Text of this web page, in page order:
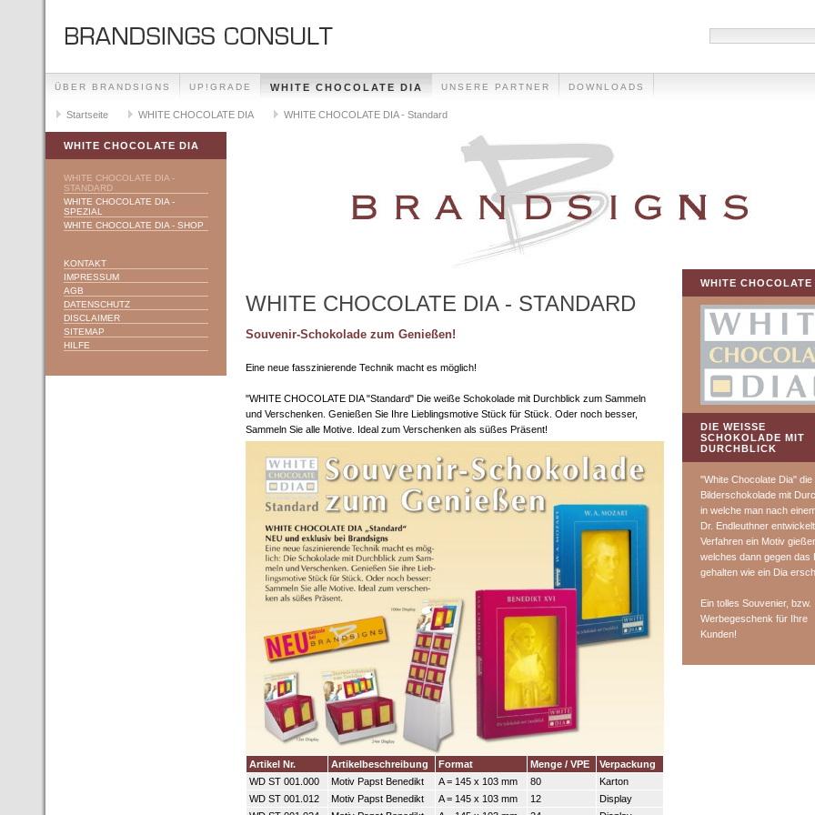
ÜBER BRANDSIGNS UP!GRADE WHITE CHOCOLATE DIA UNSERE PARTNER DOWNLOADS
Startseite WHITE CHOCOLATE DIA WHITE CHOCOLATE DIA - Standard
WHITE CHOCOLATE DIA
WHITE CHOCOLATE DIA -
STANDARD
WHITE CHOCOLATE DIA -
SPEZIAL
WHITE CHOCOLATE DIA - SHOP
KONTAKT
IMPRESSUM
AGB
DATENSCHUTZ
DISCLAIMER
SITEMAP
HILFE
WHITE CHOCOLATE DIA - STANDARD
Souvenir-Schokolade zum Genießen!
Eine neue fasszinierende Technik macht es möglich!
"WHITE CHOCOLATE DIA "Standard" Die weiße Schokolade mit Durchblick zum Sammeln
und Verschenken. Genießen Sie Ihre Lieblingsmotive Stück für Stück. Oder noch besser,
Sammeln Sie alle Motive. Ideal zum Verschenken als süßes Präsent!
Artikel Nr. Artikelbeschreibung Format Menge / VPE
Verpackung
WD ST 001.000
Motiv Papst Benedikt A = 145 x 103 mm 80
Karton
WD ST 001.012
Motiv Papst Benedikt A = 145 x 103 mm 12
Display
WHITE
DIE WEISSE S
CHOKOLADE MIT D
URCHBLICK
"White Chocolate Dia" die
Bilderschokolade mit
in welche man nach
Dr. Endleuthner
Verfahren ein Motiv
welches dann gegen das
gehalten wie ein Dia
Ein tolles Souvenier, bzw.
Werbegeschenk für Ihre
Kunden!